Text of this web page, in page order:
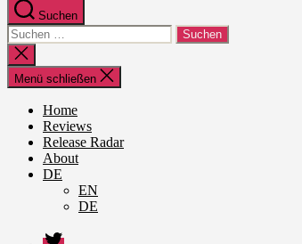
Suchen
Suche
nach:
Suche
schließen
Menü schließen
Home
Reviews
Release Radar
About
DE
EN
DE
Twitter